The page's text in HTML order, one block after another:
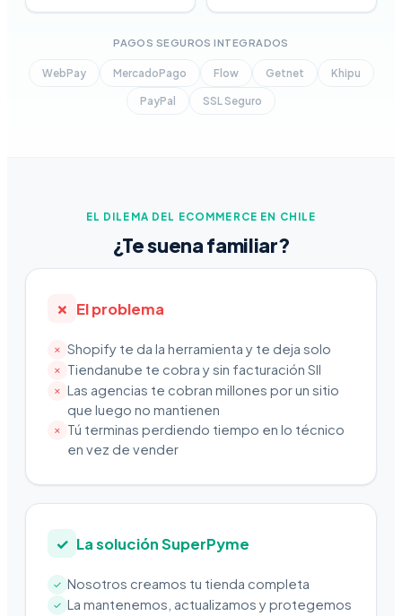
PAGOS SEGUROS INTEGRADOS
WebPay MercadoPago Flow Getnet Khipu
PayPal SSL Seguro
EL DILEMA DEL ECOMMERCE EN CHILE
¿Te suena familiar?
✗ El problema
✗ Shopify te da la herramienta y te deja solo
✗ Tiendanube te cobra y sin facturación SII
✗
Las agencias te cobran millones por un sitio
que luego no mantienen
✗
Tú terminas perdiendo tiempo en lo técnico
en vez de vender
✓ La solución SuperPyme
✓ Nosotros creamos tu tienda completa
✓ La mantenemos, actualizamos y protegemos